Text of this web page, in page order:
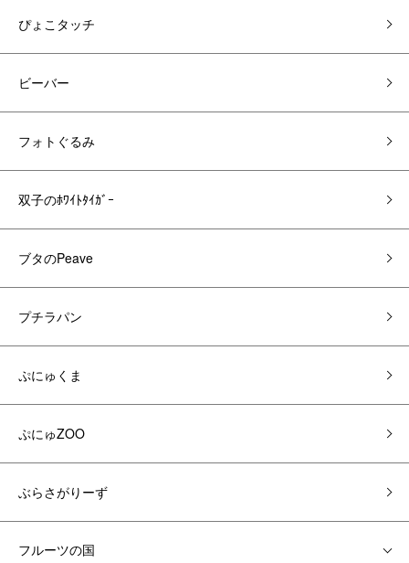
ぴょこタッチ
ビーバー
フォトぐるみ
双子のﾎﾜｲﾄﾀｲｶﾞｰ
ブタのPeave
プチラパン
ぷにゅくま
ぷにゅZOO
ぶらさがりーず
フルーツの国